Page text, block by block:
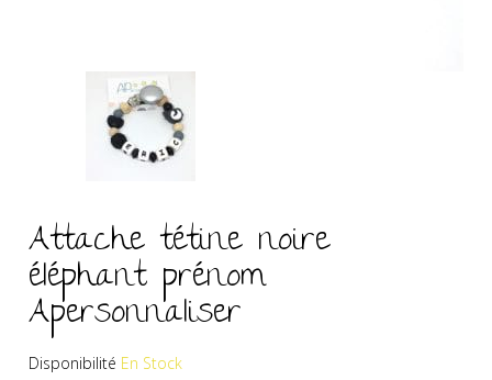
Attache tétine noire
éléphant prénom
Apersonnaliser
Disponibilité En Stock